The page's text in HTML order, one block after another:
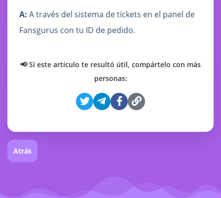
A: A través del sistema de tickets en el panel de
Fansgurus con tu ID de pedido.
📢 Si este artículo te resultó útil, compártelo con más
personas:
Atrás